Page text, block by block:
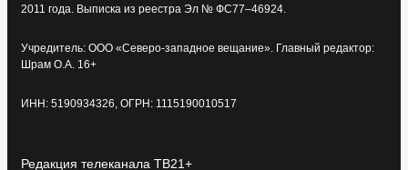
2011 года. Выписка из реестра Эл № ФС77–46924.
Учредитель: ООО «Северо-западное вещание». Главный редактор:
Шрам О.А. 16+
ИНН: 5190934326, ОГРН: 1115190010517
Редакция телеканала ТВ21+